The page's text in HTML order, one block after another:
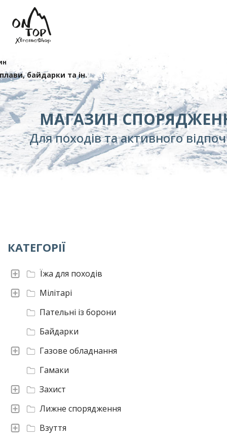
байдарки та ін.
МАГАЗИН
Для походів та активного
КАТЕГОРІЇ
Взуття
Лижне спорядження
Захист
Гамаки
Газове обладнання
Байдарки
Пательні із борони
Мілітарі
Їжа для походів